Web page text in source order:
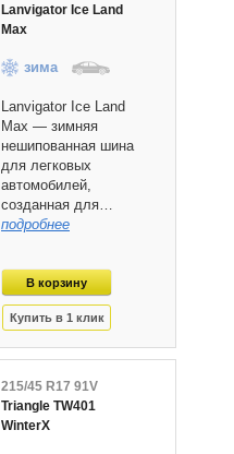
Lanvigator Ice Land
Max
зима
Lanvigator Ice Land
Max — зимняя
нешипованная шина
для легковых
автомобилей,
созданная для…
подробнее
215/45 R17 91V
Triangle TW401
WinterX